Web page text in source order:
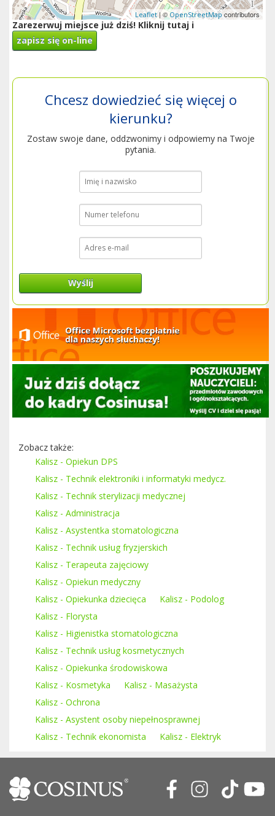
Leaflet| ©OpenStreetMap contributors
Zarezerwuj miejsce już dziś! Kliknij tutaj i
zapisz się on-line
Chcesz dowiedzieć się więcej o
kierunku?
Zostaw swoje dane, oddzwonimy i odpowiemy na Twoje
pytania.
Wyślij
Zobacz także:
Kalisz - Opiekun DPS
Kalisz - Technik elektroniki i informatyki medycz.
Kalisz - Technik sterylizacji medycznej
Kalisz - Administracja
Kalisz - Asystentka stomatologiczna
Kalisz - Technik usług fryzjerskich
Kalisz - Terapeuta zajęciowy
Kalisz - Opiekun medyczny
Kalisz - Opiekunka dziecięca
Kalisz - Podolog
Kalisz - Florysta
Kalisz - Higienistka stomatologiczna
Kalisz - Technik usług kosmetycznych
Kalisz - Opiekunka środowiskowa
Kalisz - Kosmetyka
Kalisz - Masażysta
Kalisz - Ochrona
Kalisz - Asystent osoby niepełnosprawnej
Kalisz - Technik ekonomista
Kalisz - Elektryk